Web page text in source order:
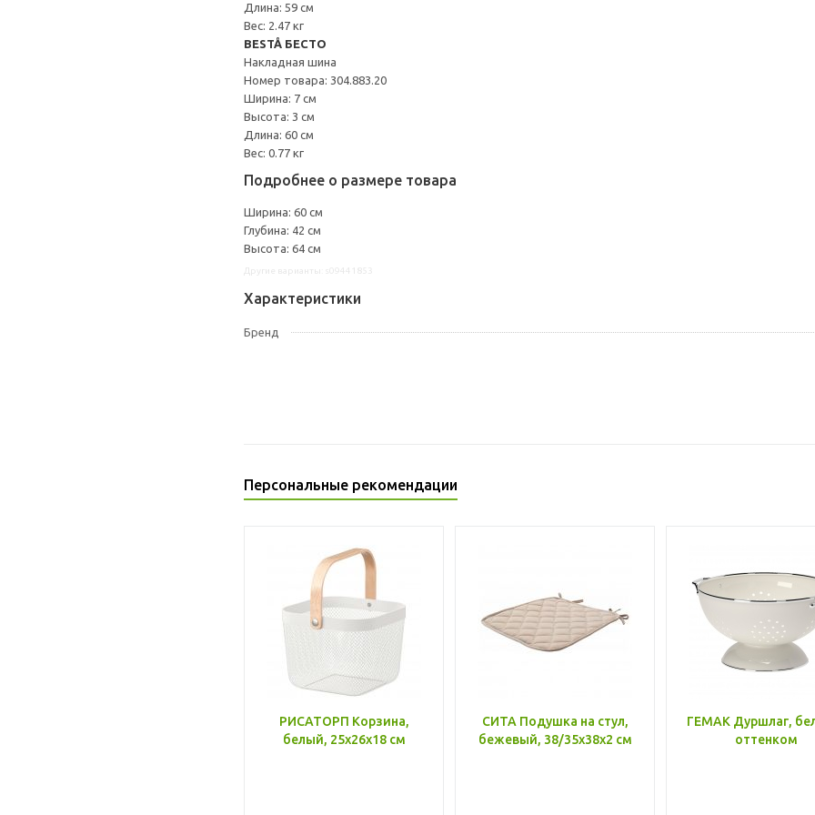
Длина: 59 см
Вес: 2.47 кг
BESTÅ БЕСТО
Накладная шина
Номер товара: 304.883.20
Ширина: 7 см
Высота: 3 см
Длина: 60 см
Вес: 0.77 кг
Подробнее о размере товара
Ширина: 60 см
Глубина: 42 см
Высота: 64 см
Характеристики
Бренд
Персональные рекомендации
РИСАТОРП Корзина,
белый, 25x26x18 см
СИТА Подушка на стул,
бежевый, 38/35x38x2 см
ГЕМАК Дуршлаг,
оттенком